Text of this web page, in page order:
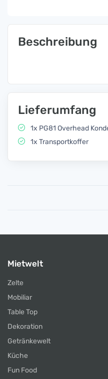
Beschreibung
Lieferumfang
1x PG81 Overhead
1x Transportkoffer
Mietwelt
Zelte
Mobiliar
Table Top
Dekoration
Getränkewelt
Küche
Fun Food